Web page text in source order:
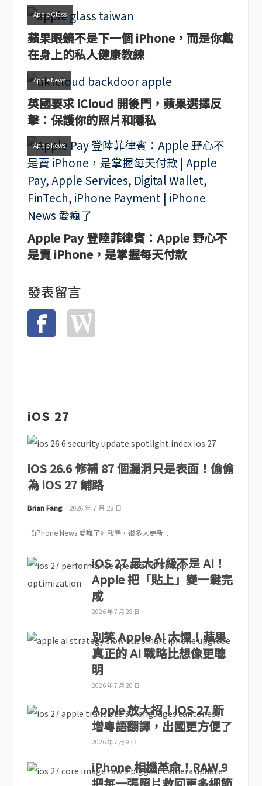
Apple Glass
蘋果眼鏡不是下一個 iPhone，而是你戴
在身上的私人健康教練
Apple News
英國要求 iCloud 開後門，蘋果選擇反
擊：保護你的照片和隱私
Apple News
Apple Pay 登陸菲律賓：Apple 野心不
是賣 iPhone，是掌握每天付款
發表留言
iOS 27
iOS 26.6 修補 87 個漏洞只是表面！偷偷
為 iOS 27 鋪路
Brian Fang 2026 年 7 月 28 日
《iPhone News 愛瘋了》報導，很多人更新...
iOS 27 最大升級不是 AI！
Apple 把「貼上」變一鍵完
成
2026 年 7 月 28 日
別笑 Apple AI 太慢！蘋果
真正的 AI 戰略比想像更聰
明
2026 年 7 月 20 日
Apple 放大招！iOS 27 新
增粵語翻譯，出國更方便了
2026 年 7 月 9 日
iPhone 相機革命！RAW 9